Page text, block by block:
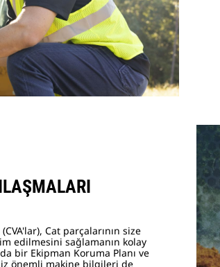
Cat parçalarının size
edilmesini sağlamanın kolay
bir Ekipman Koruma Planı ve
önemli makine bilgileri de